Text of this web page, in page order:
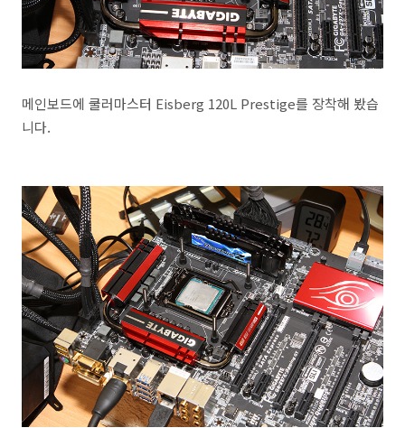
메인보드에 쿨러마스터 Eisberg 120L Prestige를 장착해 봤습
니다.